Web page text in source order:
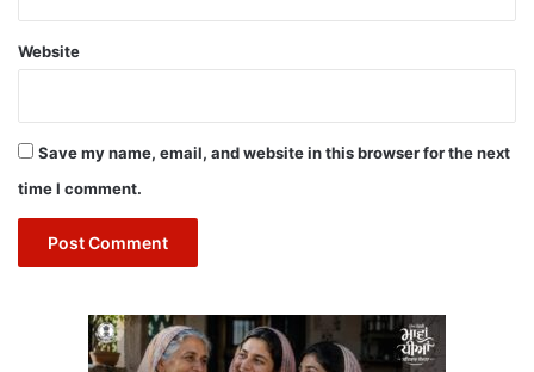
Website
Save my name, email, and website in this browser for the next
time I comment.